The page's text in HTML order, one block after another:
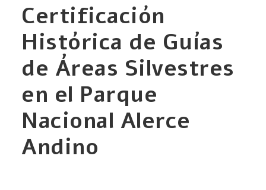
Certificación
Histórica de Guías
de Áreas Silvestres
en el Parque
Nacional Alerce
Andino